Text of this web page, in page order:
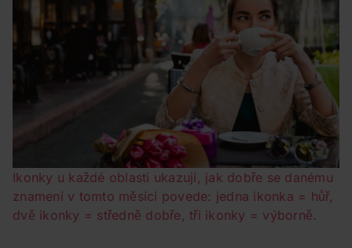
Ikonky u každé oblasti ukazují, jak dobře se danému
znamení v tomto měsíci povede: jedna ikonka = hůř,
dvě ikonky = středně dobře, tři ikonky = výborně.